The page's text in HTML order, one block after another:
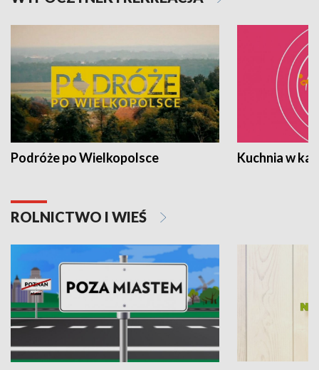
Podróże po Wielkopolsce Kuchnia w
ROLNICTWO I WIEŚ